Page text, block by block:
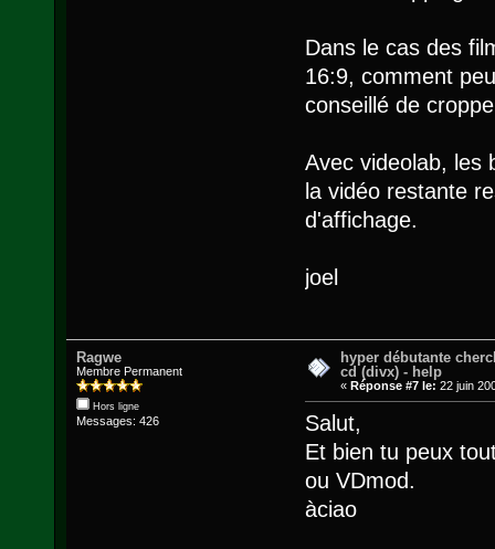
Dans le cas des
16:9, comment
conseillé de
Avec videolab, les
la vidéo restante
d'affichage.
joel
Ragwe
Membre Permanent
Hors ligne
Messages: 426
hyper débutante
cd (divx) - help
«Réponse #7 le: 22 juin
Salut,
Et bien tu peux
ou VDmod.
àciao